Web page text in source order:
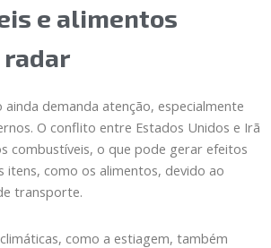
e alimentos
radar
ainda demanda atenção, especialmente
O conflito entre Estados Unidos e Irã
combustíveis, o que pode gerar efeitos
como os alimentos, devido ao
transporte.
como a estiagem, também